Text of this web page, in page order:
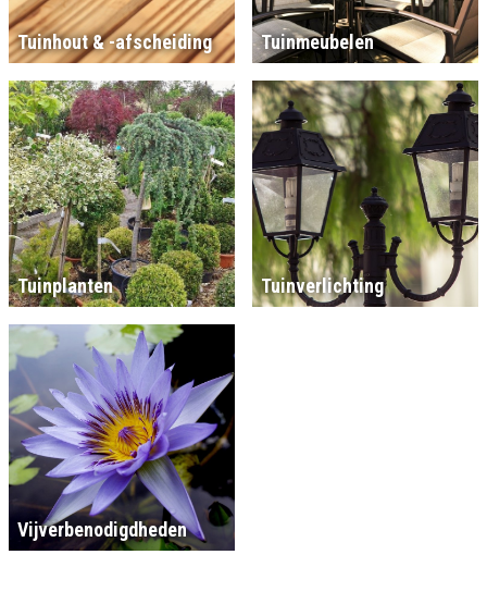
Tuinhout & -afscheiding Tuinmeubelen
Tuinplanten Tuinverlichting
Vijverbenodigdheden